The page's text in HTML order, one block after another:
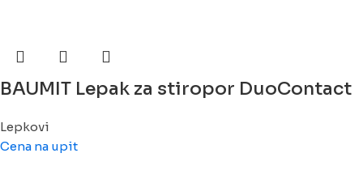
BAUMIT Lepak za stiropor DuoContact
Lepkovi
Cena na upit